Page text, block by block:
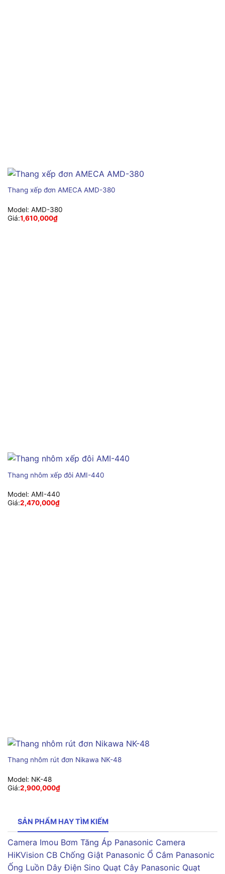
Thang xếp đơn AMECA AMD-380
Model: AMD-380
Giá:1,610,000₫
Thang nhôm xếp đôi AMI-440
Model: AMI-440
Giá:2,470,000₫
Thang nhôm rút đơn Nikawa NK-48
Model: NK-48
Giá:2,900,000₫
SẢN PHẨM HAY TÌM KIẾM
Camera Imou Bơm Tăng Áp Panasonic Camera
HiKVision CB Chống Giật Panasonic Ổ Cắm Panasonic
Ống Luồn Dây Điện Sino Quạt Cây Panasonic Quạt